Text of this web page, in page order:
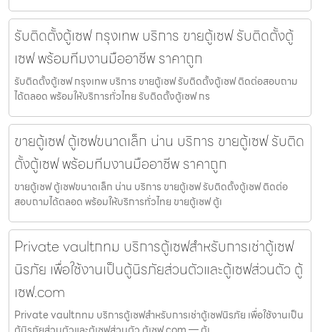
รับติดตั้งตู้เซฟ กรุงเทพ บริการ ขายตู้เซฟ รับติดตั้งตู้
เซฟ พร้อมทีมงานมืออาชีพ ราคาถูก
รับติดตั้งตู้เซฟ กรุงเทพ บริการ ขายตู้เซฟ รับติดตั้งตู้เซฟ ติดต่อสอบถาม
ได้ตลอด พร้อมให้บริการทั่วไทย รับติดตั้งตู้เซฟ กร
ขายตู้เซฟ ตู้เซฟขนาดเล็ก น่าน บริการ ขายตู้เซฟ รับติด
ตั้งตู้เซฟ พร้อมทีมงานมืออาชีพ ราคาถูก
ขายตู้เซฟ ตู้เซฟขนาดเล็ก น่าน บริการ ขายตู้เซฟ รับติดตั้งตู้เซฟ ติดต่อ
สอบถามได้ตลอด พร้อมให้บริการทั่วไทย ขายตู้เซฟ ตู้เ
Private vaultกทม บริการตู้เซฟสำหรับการเช่าตู้เซฟ
นิรภัย เพื่อใช้งานเป็นตู้นิรภัยส่วนตัวและตู้เซฟส่วนตัว ตู้
เซฟ.com
Private vaultกทม บริการตู้เซฟสำหรับการเช่าตู้เซฟนิรภัย เพื่อใช้งานเป็น